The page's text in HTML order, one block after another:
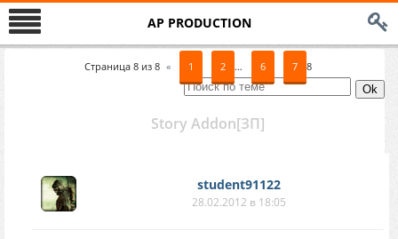
AP PRODUCTION
Страница 8из 8 « 1 2 … 6 7 8
Story Addon[ЗП]
student91122
28.02.2012 в 18:05